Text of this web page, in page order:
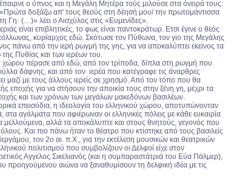
έπαιρνε ο ύπνος και η Μεγάλη Μητέρα τούς μιλούσε στα όνειρά τους:
«Πρώτα δοξάζω απ' τους θεούς στη δέησή μου/ την πρωτομάντισσα
τη Γη· (…)» λέει ο Αισχύλος στις «Ευμενίδες».
είναι επιβλητικές, το φως είναι παντοκράτωρ. Ετσι έγινε ο θεός
κυρίαρχος εδώ. Σκότωσε τον Πύθωνα, τον γιο της Μεγάλης
πάνω από την ιερή ρωγμή της γης, για να αποκαλύπτει εκείνος τα
Πυθίας και των ιερέων του.
χώρου πέρασε από εδώ, από τον τρίποδα, δίπλα στη ρωγμή που
δάφνης, και από τον ιερέα που κατέγραφε τις άναρθρες
μαζί με τους άλλους ιερείς σε χρησμό. Από τον τόπο που θα
εποχής για να στήσουν την αποικία τους στην ξένη γη, μέχρι τα
και των χρόνων των μεγάλων μακεδόνων βασιλέων.
επεισόδια, η ιδεολογία του ελληνικού χώρου, αποτυπώνονταν
στα αγάλματα που αφιέρωναν οι ελληνικές πόλεις με κάθε ευκαιρία
μελλούμενα, αλλά τα αποκάλυπτε και στους θνητούς, γεγονός που
Και πιο πάνω ήταν το θέατρο που κτίστηκε από τους βασιλείς
τον 2ο αι. π.Χ., για την εκτέλεση μουσικών και θεατρικών
πολιτισμού που συμβολίζουν οι Δελφοί είχε στον
Αγγελος Σικελιανός (και η συμπαραστάτριά του Εύα Πάλμερ),
προηγούμενου αιώνα να ξαναθυμίσουν τη δελφική ιδέα με τις